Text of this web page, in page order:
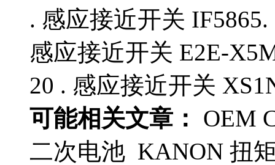
. 感应接近开关
感应接近开关 E2E-
20 . 感应接近开关
可能相关文章：
OEM
二次电池 KANON 扭